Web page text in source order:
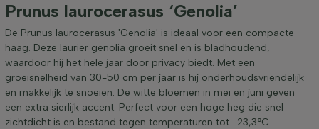
Beschikbaar
Worteltype
Hoogte bij levering (cm)
Prunus laurocerasus ‘Genolia’
De Prunus laurocerasus 'Genolia' is ideaal voor een compacte
haag. Deze laurier genolia groeit snel en is bladhoudend,
waardoor hij het hele jaar door privacy biedt. Met een
groeisnelheid van 30-50 cm per jaar is hij onderhoudsvriendelijk
en makkelijk te snoeien. De witte bloemen in mei en juni geven
een extra sierlijk accent. Perfect voor een hoge heg die snel
zichtdicht is en bestand tegen temperaturen tot -23,3°C.